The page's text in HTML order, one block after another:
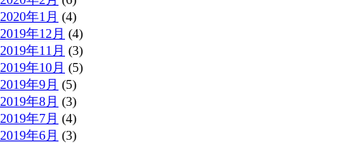
2020年1月 (4)
2019年12月 (4)
2019年11月 (3)
2019年10月 (5)
2019年9月 (5)
2019年8月 (3)
2019年7月 (4)
2019年6月 (3)